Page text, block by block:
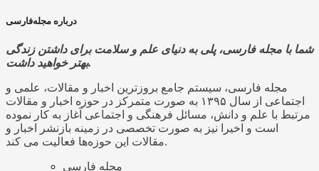
درباره مجله‌فارسی
شما با مجله فارسی، پلی به دنیای علم و سلامت برای داشتن زندگی
بهتر خواهید داشت.
مجله فارسی، سیستم جامع بروزترین اخبار و مقالات، علمی و
اجتماعی از سال ۱۳۹۵ به صورت متمرکز در حوزه اخبار و مقالات
مرتبط با علم و دانش، مسائل فرهنگی و اجتماعی آغاز به کار نموده
است و اخیرا نیز به صورت تخصصی در زمینه بازنشر اخبار و
مقالات این حوزه‌ها فعالیت می کند.
مجله فارسی